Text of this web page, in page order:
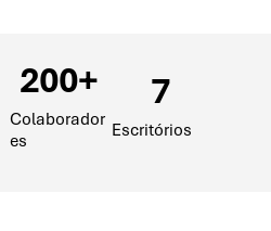
Colaborador
es
200+
Escritórios
7